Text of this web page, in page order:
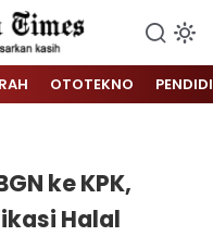
OTOTEKNO
ke KPK,
Halal